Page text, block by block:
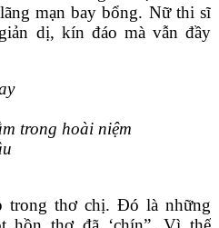
mạn bay bổng. Nữ thi sĩ
dị, kín đáo mà vẫn đầy
trong hoài niệm
trong thơ chị. Đó là những